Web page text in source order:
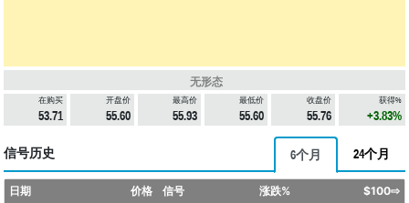
无形态
在购买
53.71
开盘价
55.60
最高价
55.93
最低价
55.60
收盘价
55.76
获得%
+3.83%
信号历史 6个月 24个月
日期 价格 信号 涨跌% $100⇨